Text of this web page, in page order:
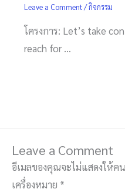
Leave a Comment/กิจกรรม
โครงการ: Let’s take
reach for …
Leave a Comment
อีเมลของคุณจะไม่แสดงให้ค
เครื่องหมาย *